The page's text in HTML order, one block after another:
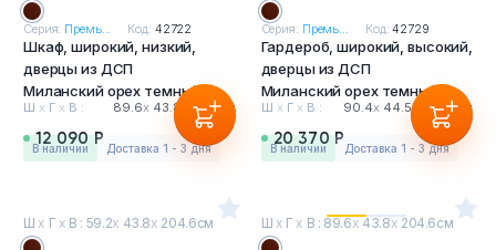
Серия: Премь... Код: 42722
Шкаф, широкий, низкий,
дверцы из ДСП
Миланский орех темный
Ш х Г х В : 89.6х43.8 73.4см
12 090 Р
в наличии Доставка 1 - 3 дня
Серия: Премь... Код:42729
Гардероб, широкий, высокий,
дверцы из ДСП
Миланский орех темный
Ш х Г х В : 90.4х 44.5х 201.6см
20 370 Р
в наличии Доставка 1 - 3 дня
Ш х Г х В : 59.2х 43.8х 204.6см Ш х Г х В : 89.6х 43.8х 204.6см